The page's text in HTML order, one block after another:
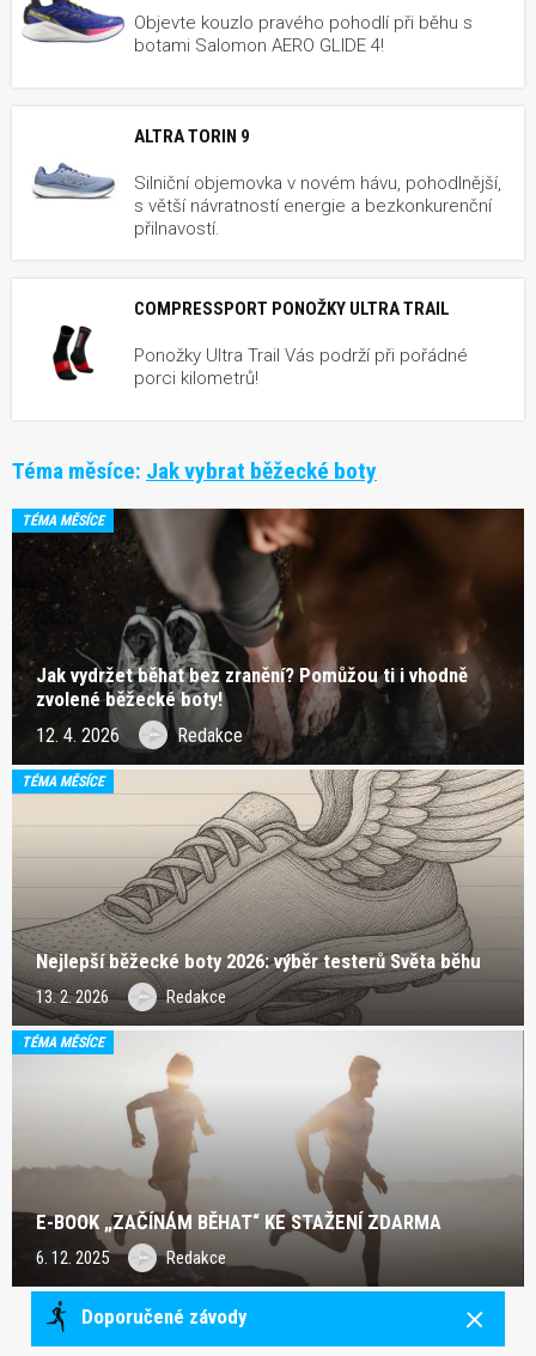
Objevte kouzlo pravého pohodlí při běhu s
botami Salomon AERO GLIDE 4!
ALTRA TORIN 9
Silniční objemovka v novém hávu, pohodlnější,
s větší návratností energie a bezkonkurenční
přilnavostí.
COMPRESSPORT PONOŽKY ULTRA TRAIL
Ponožky Ultra Trail Vás podrží při pořádné
porci kilometrů!
Téma měsíce: Jak vybrat běžecké boty
TÉMA MĚSÍCE
Jak vydržet běhat bez zranění? Pomůžou ti i vhodně
zvolené běžecké boty!
12. 4. 2026 Redakce
TÉMA MĚSÍCE
Nejlepší běžecké boty 2026: výběr testerů Světa běhu
13. 2. 2026 Redakce
TÉMA MĚSÍCE
E-BOOK „ZAČÍNÁM BĚHAT“ KE STAŽENÍ ZDARMA
6. 12. 2025 Redakce
Doporučené závody